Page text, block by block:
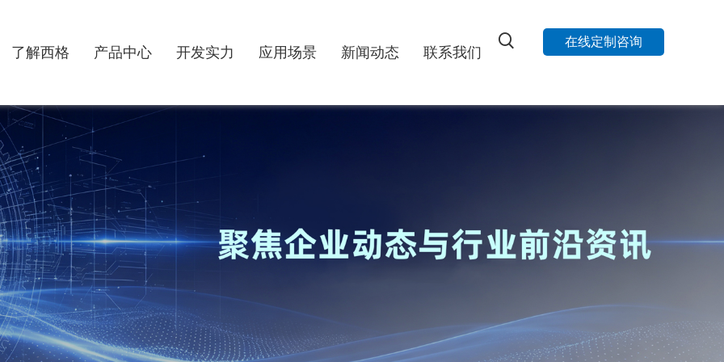
在线定制咨询
了解西格 产品中心 开发实力 应用场景 新闻动态 联系我们